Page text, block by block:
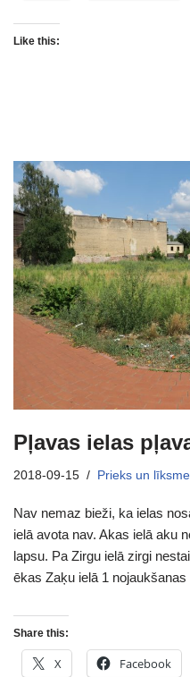
Like this:
Pļavas ielas
2018-09-15 Prieks un līksme
Nav nemaz bieži, ka ielas
ielā avota nav. Akas ielā aku
lapsu. Pa Zirgu ielā zirgi
ēkas Zaķu ielā 1
Share this:
X Facebook